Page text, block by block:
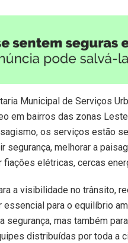
Municipal de Serviços
em bairros das zonas
os serviços estão
segurança, melhorar a
elétricas, cercas
a visibilidade no trânsito,
para o equilíbrio
segurança, mas também
distribuídas por toda a